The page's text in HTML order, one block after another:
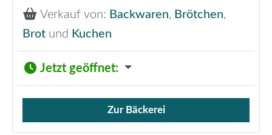
Verkauf von: Backwaren, Brötchen,
Brot und Kuchen
Jetzt geöffnet:
Verkauf von Brötchen,
Zur Bäckerei